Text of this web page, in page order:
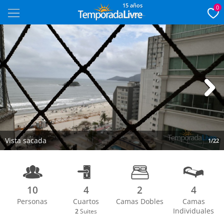
15 años 0
Vista sacada 1/22
Next
10
Personas
4
Cuartos
2 Suites
2
Camas Dobles
4
Camas
Individuales